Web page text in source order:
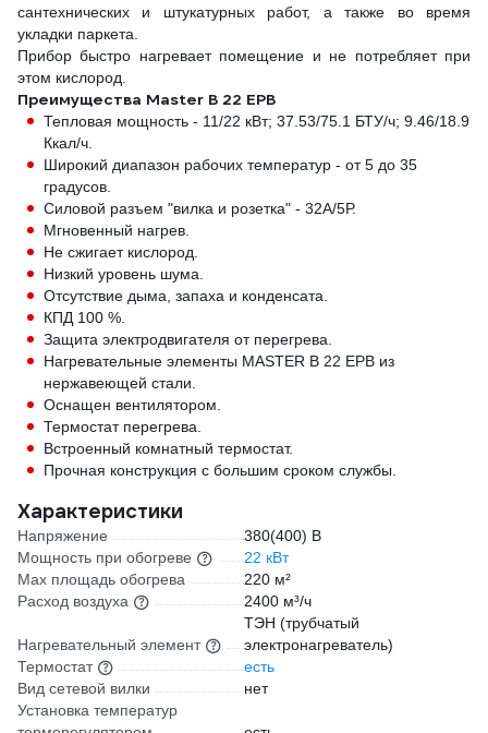
сантехнических и штукатурных работ, а также во время
укладки паркета.
Прибор быстро нагревает помещение и не потребляет при
этом кислород.
Преимущества Master B 22 EPB
Тепловая мощность - 11/22 кВт; 37.53/75.1 БТУ/ч; 9.46/18.9
Ккал/ч.
Широкий диапазон рабочих температур - от 5 до 35
градусов.
Силовой разъем "вилка и розетка" - 32А/5Р.
Мгновенный нагрев.
Не сжигает кислород.
Низкий уровень шума.
Отсутствие дыма, запаха и конденсата.
КПД 100 %.
Защита электродвигателя от перегрева.
Нагревательные элементы MASTER B 22 EPB из
нержавеющей стали.
Оснащен вентилятором.
Термостат перегрева.
Встроенный комнатный термостат.
Прочная конструкция с большим сроком службы.
Характеристики
Напряжение
380(400) В
Мощность при обогреве
22 кВт
Max площадь обогрева
220 м²
Расход воздуха
2400 м³/ч
Нагревательный элемент
ТЭН (трубчатый
электронагреватель)
Термостат
есть
Вид сетевой вилки
нет
Установка температур